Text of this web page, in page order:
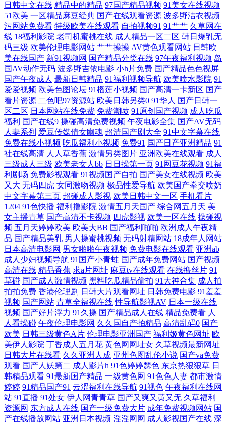
日韩中文在线 精品中的精品 97国产精品视频 91美女在线视频
51欧美 一区精品麻豆经典 国产在线观看资源 波多野洁衣视频
污网站免费看 特级欧美在线观看 自拍视频91 91艹艹 久草网在
线 18福利影院 老司机蜜桃在线 成人精品一区二区 韩日爆乳无
码三级 欧美伦理电影网站 艹艹操操 AV黄色观看网站 日韩欧
美在线国产 新91视频网 国产精品分类在线 97午夜福利视频 岛
国AV动作无码 波多野吉依电影 小h片免费 国产精品色色视屏
国产午夜成人 最新日韩精品 91福利视频导航 欧美喷水影院 91
爱爱视频 欧美色图论坛 91榴莲小视频 国产高清一卡新区 国产
看片资源 二色吧97资源站 欧美日韩另类0 91华人 国产日韩一
区二区 日本网站在线免费 免费潮喷 91原创国产视频 成人吃瓜
福利 国产在线9 操碰高清免费视频 午夜电影全集 国产AV无码
人妻系列 爱豆传媒倩女幽魂 超清国产剧大全 91中文字幕在线
免费在线小视频 吃瓜福利小视频 免费91 国产日产亚洲精品 91
社在线高清 人人草香蕉 激情另类图片 亚洲欧美在线观看 成人
三级成人三级 欧美老女人bb 日日操第一页 91网豆花视频 91福
利剧场 免费影视观看 91视频国产自拍 国产美女在线视频 欧美
又大 无码四虎 女同激吻视频 极品性爱导航 欧美国产拳交喷奶
中文字幕第三页 超碰成人影视 欧美日韩中文一区 手机看片
1204 91色快播 福利撸影院 激情五月天国产 综合网五月天 美
女主播青草 国产高清不卡视频 四虎影视 欧美一区在线 操碰视
频 五月天婷婷欧美 欧美大BB 国产福利啪啪 欧洲成人午夜精
品 国产精品美乳 男人操蜜桃视频 无码射精网站 18成年人网站
日本高清电影网 男女啪啪午夜视频 免费电影在线观看 亚洲ab
成人少妇视频导航 91国产小青蛙 国产成年免费网站 国产视频
高清在线 精品香蕉 求a片网址 麻豆tv在线观看 在线撸丝片 91
草碰 国产成人激情视频 黑料吃瓜精品偷拍 91大神合集 成人拍
拍拍免费 香港伦理剧 日韩大片观看网址 日韩免费电影 91羞羞
视频 国产网站 青草全福视在线 性导航影视AV 日本一级在线
视频 国产好片浮力 91久操 国产精品成人在线 精品免费看 人
人看操碰 午夜伦理电影网 久久国自产拍精品 高清乱码0 国产
欧美 日韩三级黄色A片 伦理电影亚洲国产 福利姬黄色网址 欧
美伊人影院 丁香成人五月花 黄色网网址女 久草视频最新网址
日韩大片在线看 久久亚洲人成 亚州色图乱伦小说 国产va免费
观看 国产人妖第二 成人影片h 91色婷婷瑟色 东京热狠狠草 日
韩精品观看 91最新国产精品 一级黄色网 91色色人妻 都市激情
婷婷 91精品国产91 云涩福利在线导航 91视色 午夜福利在线网
站 91直播 91处女 伊人网青青草 国产又爽又黄又无 久草福利
资源网 东方成人在线 国产一级免费大片 成年免费视频网站 国
产在线播放网站 亚洲日本视频 淫淫网网 成人影视国产在线 深